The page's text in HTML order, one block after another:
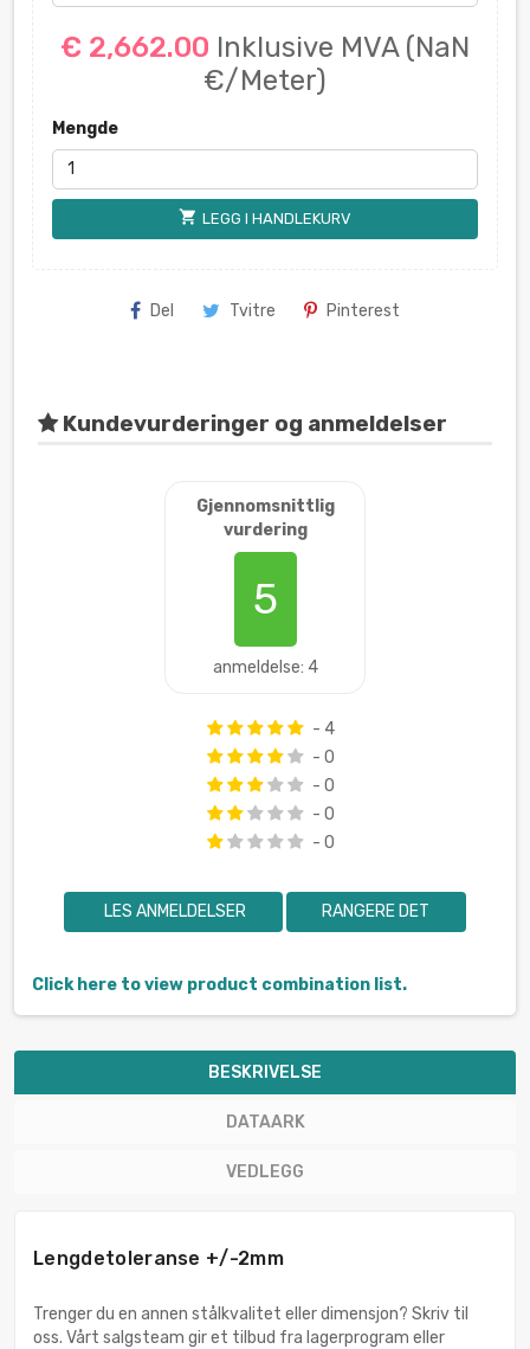
€ 2,662.00 Inklusive MVA (NaN
€/Meter)
Mengde
shopping_cart LEGG I HANDLEKURV
Del Tvitre Pinterest
Kundevurderinger og anmeldelser
Gjennomsnittlig
vurdering
5
anmeldelse: 4
- 4
- 0
- 0
- 0
- 0
LES ANMELDELSER RANGERE DET
Click here to view product combination list.
BESKRIVELSE
DATAARK
VEDLEGG
Lengdetoleranse +/-2mm
Trenger du en annen stålkvalitet eller dimensjon? Skriv til
oss. Vårt salgsteam gir et tilbud fra lagerprogram eller